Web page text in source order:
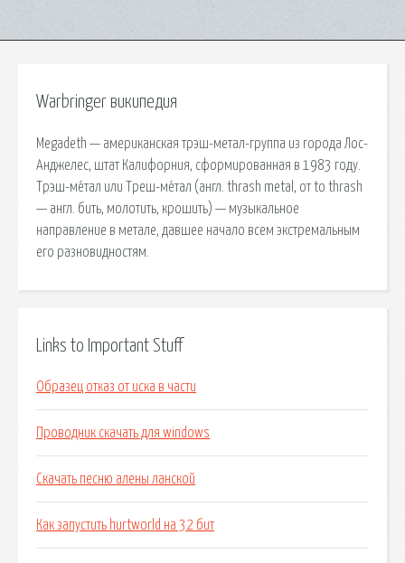
Warbringer википедия
Megadeth — американская трэш-метал-группа из города Лос-
Анджелес, штат Калифорния, сформированная в 1983 году.
Трэш-ме́тал или Треш-ме́тал (англ. thrash metal, от to thrash
— англ. бить, молотить, крошить) — музыкальное
направление в метале, давшее начало всем экстремальным
его разновидностям.
Links to Important Stuff
Образец отказ от иска в части
Проводник скачать для windows
Скачать песню алены ланской
Как запустить hurtworld на 32 бит